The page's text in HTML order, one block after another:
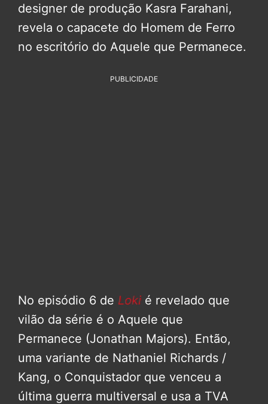
designer de produção Kasra Farahani,
revela o capacete do Homem de Ferro
no escritório do Aquele que Permanece.
PUBLICIDADE
No episódio 6 de Loki é revelado que
vilão da série é o Aquele que
Permanece (Jonathan Majors). Então,
uma variante de Nathaniel Richards /
Kang, o Conquistador que venceu a
última guerra multiversal e usa a TVA